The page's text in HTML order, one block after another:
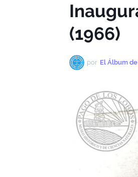
(1966)
por El Álbum